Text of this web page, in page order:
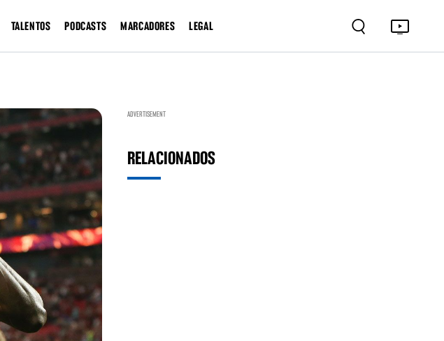
TALENTOS PODCASTS MARCADORES LEGAL
ADVERTISEMENT
RELACIONADOS